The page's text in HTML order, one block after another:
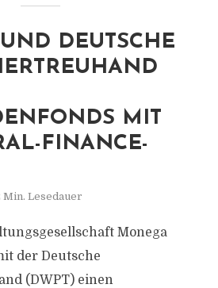
DEUTSCHE
MIT
FINANCE-
Min. Lesedauer
Monega
der Deutsche
(DWPT) einen